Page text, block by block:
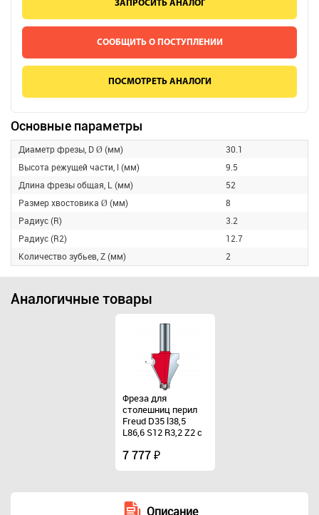
ЗАПРОСИТЬ АНАЛОГ
СООБЩИТЬ О ПОСТУПЛЕНИИ
ПОСМОТРЕТЬ АНАЛОГИ
Основные параметры
Диаметр фрезы, D Ø (мм)
30.1
Высота режущей части, l (мм)
9.5
Длина фрезы общая, L (мм)
52
Размер хвостовика Ø (мм)
8
Радиус (R)
3.2
Радиус (R2)
12.7
Количество зубьев, Z (мм)
2
Аналогичные товары
Фреза для
столешниц перил
Freud D35 l38,5
L86,6 S12 R3,2 Z2 с
подшипником
7 777 ₽
Описание